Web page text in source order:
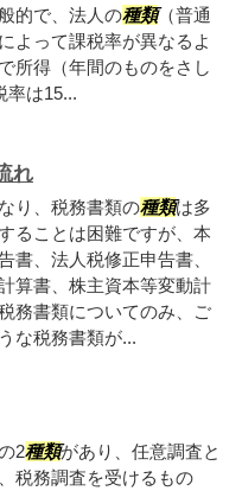
的で、法人の種類（普通
よって課税率が異なるよ
所得（年間のものをさし
率は15...
れ
り、税務書類の種類は多
ることは困難ですが、本
書、法人税修正申告書、
算書、株主資本等変動計
務書類についてのみ、ご
な税務書類が...
2種類があり、任意調査と
税務調査を受けるもの